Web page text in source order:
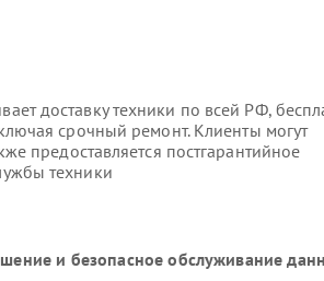
доставку техники по всей РФ,
срочный ремонт. Клиенты могут
предоставляется постгарантийное
техники
и безопасное обслуживание